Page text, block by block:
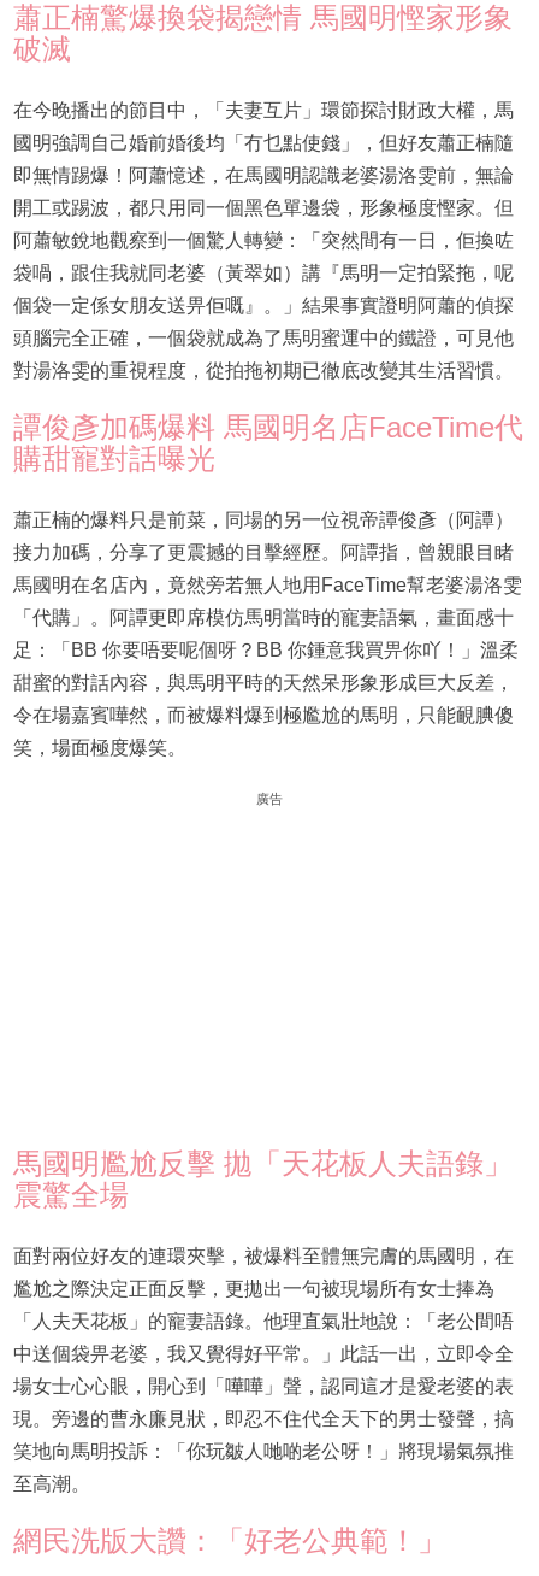
蕭正楠驚爆換袋揭戀情 馬國明慳家形象
破滅
在今晚播出的節目中，「夫妻互片」環節探討財政大權，馬
國明強調自己婚前婚後均「冇乜點使錢」，但好友蕭正楠隨
即無情踢爆！阿蕭憶述，在馬國明認識老婆湯洛雯前，無論
開工或踢波，都只用同一個黑色單邊袋，形象極度慳家。但
阿蕭敏銳地觀察到一個驚人轉變：「突然間有一日，佢換咗
袋喎，跟住我就同老婆（黃翠如）講『馬明一定拍緊拖，呢
個袋一定係女朋友送畀佢嘅』。」結果事實證明阿蕭的偵探
頭腦完全正確，一個袋就成為了馬明蜜運中的鐵證，可見他
對湯洛雯的重視程度，從拍拖初期已徹底改變其生活習慣。
譚俊彥加碼爆料 馬國明名店FaceTime代
購甜寵對話曝光
蕭正楠的爆料只是前菜，同場的另一位視帝譚俊彥（阿譚）
接力加碼，分享了更震撼的目擊經歷。阿譚指，曾親眼目睹
馬國明在名店內，竟然旁若無人地用FaceTime幫老婆湯洛雯
「代購」。阿譚更即席模仿馬明當時的寵妻語氣，畫面感十
足：「BB 你要唔要呢個呀？BB 你鍾意我買畀你吖！」溫柔
甜蜜的對話內容，與馬明平時的天然呆形象形成巨大反差，
令在場嘉賓嘩然，而被爆料爆到極尷尬的馬明，只能靦腆傻
笑，場面極度爆笑。
廣告
馬國明尷尬反擊 拋「天花板人夫語錄」
震驚全場
面對兩位好友的連環夾擊，被爆料至體無完膚的馬國明，在
尷尬之際決定正面反擊，更拋出一句被現場所有女士捧為
「人夫天花板」的寵妻語錄。他理直氣壯地說：「老公間唔
中送個袋畀老婆，我又覺得好平常。」此話一出，立即令全
場女士心心眼，開心到「嘩嘩」聲，認同這才是愛老婆的表
現。旁邊的曹永廉見狀，即忍不住代全天下的男士發聲，搞
笑地向馬明投訴：「你玩皺人哋啲老公呀！」將現場氣氛推
至高潮。
網民洗版大讚：「好老公典範！」